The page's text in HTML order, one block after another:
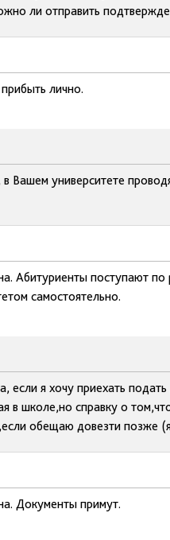
ли отправить
лично.
Вашем университете
Абитуриенты поступают
самостоятельно.
если я хочу приехать
в школе,но справку о
обещаю довезти позже
Документы примут.